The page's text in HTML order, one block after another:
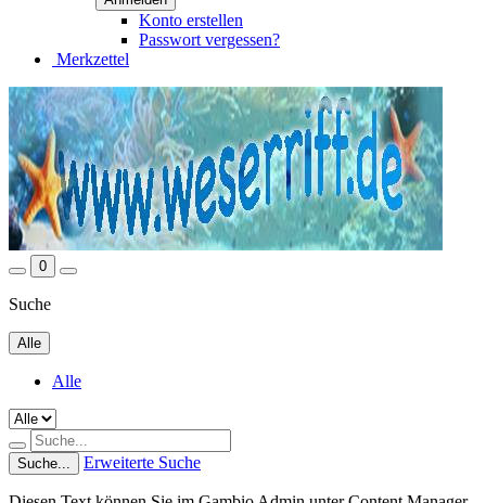
Konto erstellen
Passwort vergessen?
Merkzettel
0
Suche
Alle
Alle
Suche... Erweiterte Suche